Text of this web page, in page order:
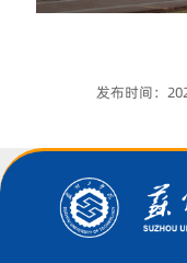
发布时间：